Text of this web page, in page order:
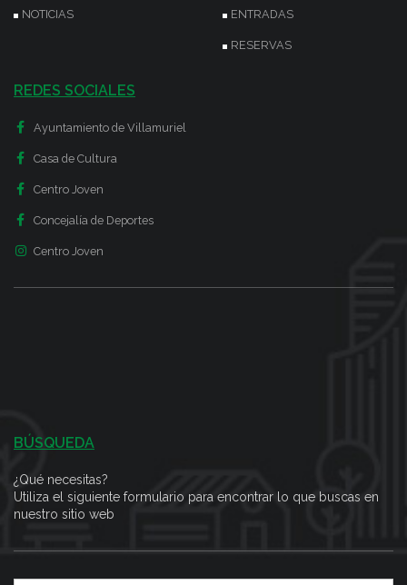
NOTICIAS ENTRADAS
RESERVAS
REDES SOCIALES
Ayuntamiento de Villamuriel
Casa de Cultura
Centro Joven
Concejalía de Deportes
Centro Joven
BÚSQUEDA
¿Qué necesitas?
Utiliza el siguiente formulario para encontrar lo que buscas en
nuestro sitio web